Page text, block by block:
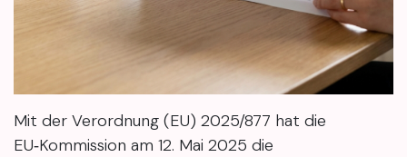
Mit der Verordnung (EU) 2025/877 hat die
EU‑Kommission am 12. Mai 2025 die